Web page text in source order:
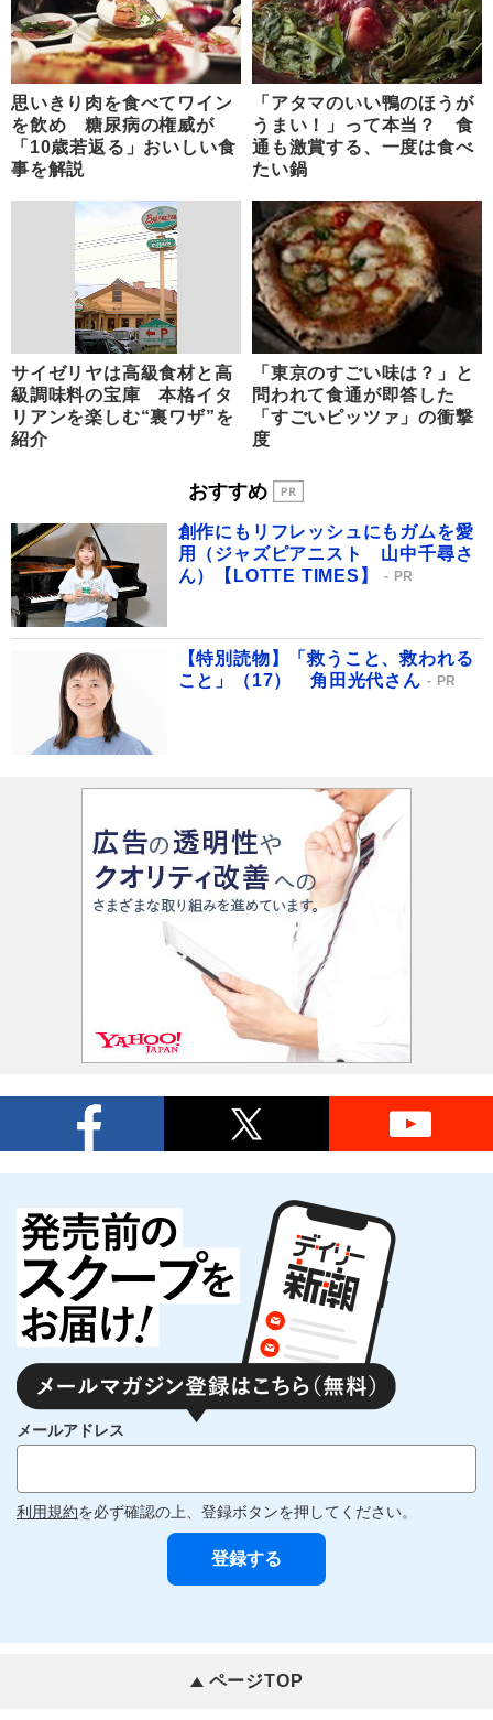
思いきり肉を食べてワイン
を飲め 糖尿病の権威が
「10歳若返る」おいしい食
事を解説
「アタマのいい鴨のほうが
うまい！」って本当？ 食
通も激賞する、一度は食べ
たい鍋
サイゼリヤは高級食材と高
級調味料の宝庫 本格イタ
リアンを楽しむ“裏ワザ”を
紹介
「東京のすごい味は？」と
問われて食通が即答した
「すごいピッツァ」の衝撃
度
おすすめ
創作にもリフレッシュにもガムを愛
用（ジャズピアニスト 山中千尋さ
ん）【LOTTE TIMES】
PR
【特別読物】「救うこと、救われる
こと」（17） 角田光代さん
PR
メールアドレス
利用規約を必ず確認の上、登録ボタンを押してください。
ページTOP